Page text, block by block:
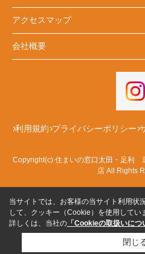
アクセスマップ
会社概要
利用規約 プライバシーポリシー
Copyright(c) 住まいの窓口太田・足利
店 All Rights
当サイトでは、お客様の当サイト利用状
して、クッキー（Cookie）を使用してい
詳しくは、当社の 「Cookieの取扱いにつ
閉じ